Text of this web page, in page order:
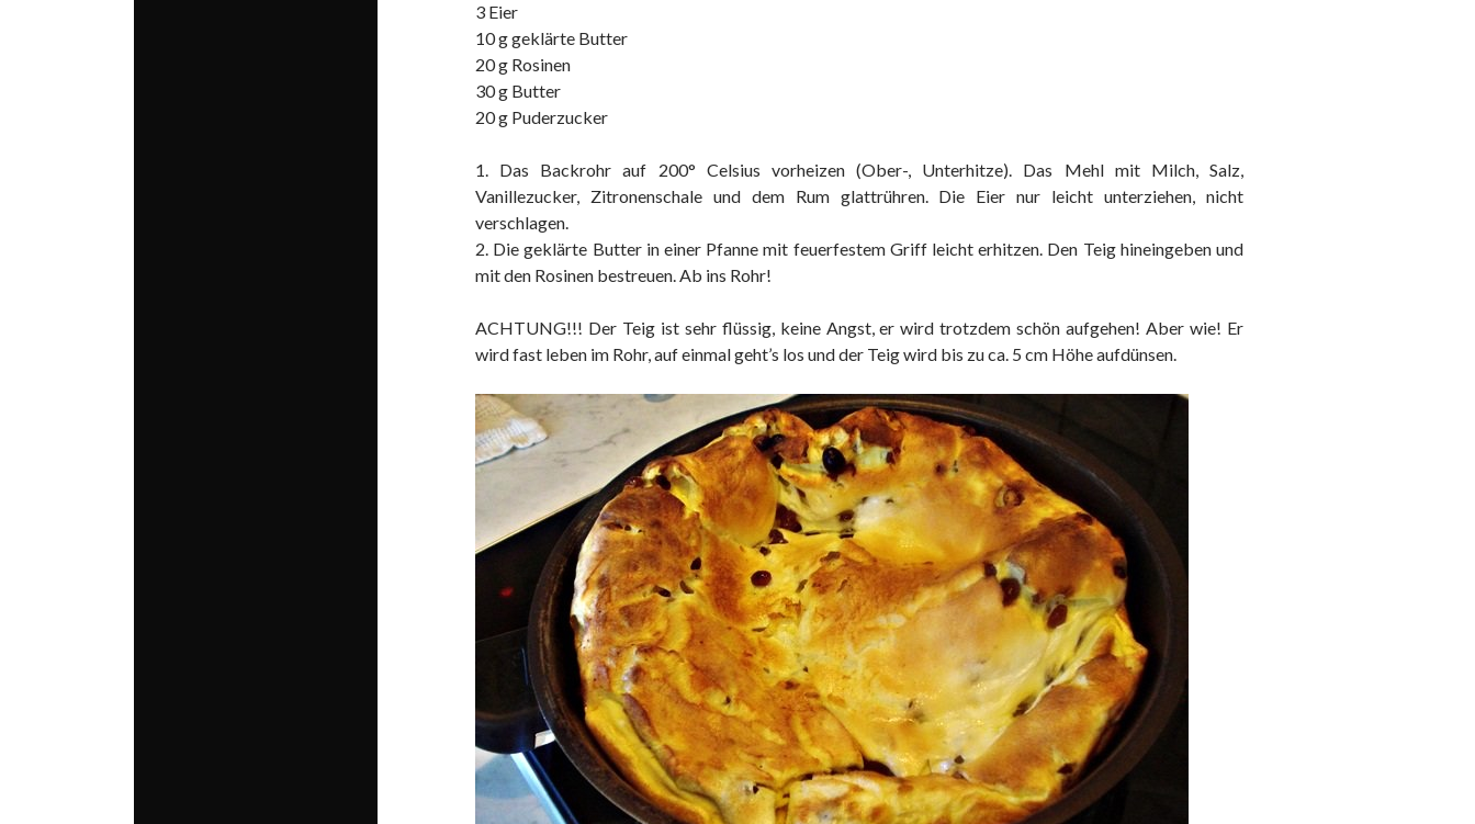
3 Eier
10 g geklärte Butter
20 g Rosinen
30 g Butter
20 g Puderzucker
1. Das Backrohr auf 200° Celsius vorheizen (Ober-, Unterhitze). Das Mehl mit Milch, Salz,
Vanillezucker, Zitronenschale und dem Rum glattrühren. Die Eier nur leicht unterziehen, nicht
verschlagen.
2. Die geklärte Butter in einer Pfanne mit feuerfestem Griff leicht erhitzen. Den Teig hineingeben und
mit den Rosinen bestreuen. Ab ins Rohr!
ACHTUNG!!! Der Teig ist sehr flüssig, keine Angst, er wird trotzdem schön aufgehen! Aber wie! Er
wird fast leben im Rohr, auf einmal geht’s los und der Teig wird bis zu ca. 5 cm Höhe aufdünsen.